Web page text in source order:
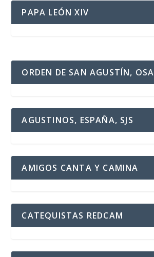
PAPA LEÓN XIV
ORDEN DE SAN AGUSTÍN, OSA
AGUSTINOS, ESPAÑA, SJS
AMIGOS CANTA Y CAMINA
CATEQUISTAS REDCAM